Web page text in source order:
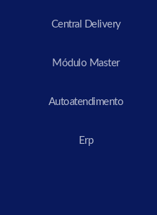
Central Delivery
Módulo Master
Autoatendimento
Erp